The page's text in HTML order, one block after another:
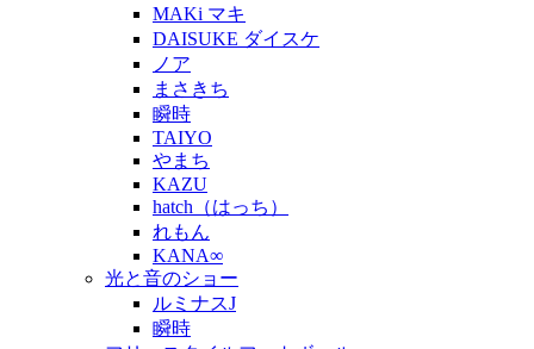
MAKi マキ
DAISUKE ダイスケ
ノア
まさきち
瞬時
TAIYO
やまち
KAZU
hatch（はっち）
れもん
KANA∞
光と音のショー
ルミナスJ
瞬時